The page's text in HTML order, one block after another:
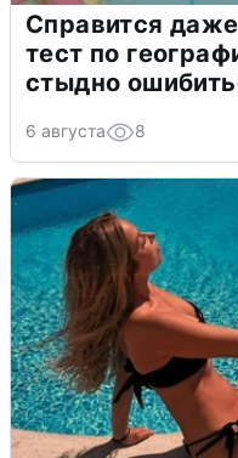
Справится
тест по
стыдно
6 августа 8